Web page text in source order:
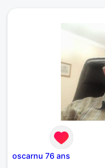
obligé qu'il habite
oscarnu 76 ans